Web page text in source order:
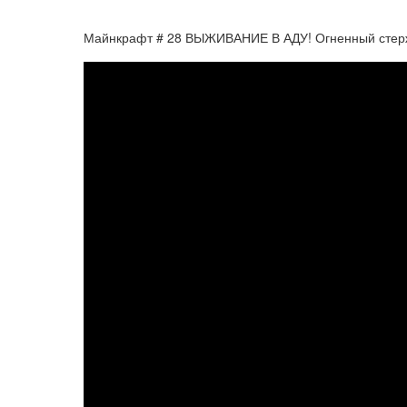
Майнкрафт # 28 ВЫЖИВАНИЕ В АДУ! Огненный